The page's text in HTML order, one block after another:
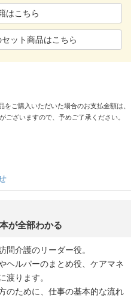
はこちら
ット商品はこちら
ご購入いただいた場合のお支払金額は、
ございますので、予めご了承ください。
が全部わかる
問介護のリーダー役。
ヘルパーのまとめ役、ケアマネ
渡ります。
のために、仕事の基本的な流れ